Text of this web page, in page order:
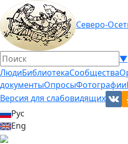
Северо-
▼
ЛюдиБиблиотекаСообщества
документыОпросыФотографии
Версия для слабовидящих
Рус
Eng